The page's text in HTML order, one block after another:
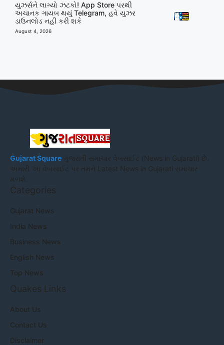
યુઝર્સને લાગ્યો ઝટકો! App Store પરથી
અચાનક ગાયબ થયું Telegram, હવે યુઝર
ડાઉનલોડ નહીં કરી શકે
August 4, 2026
Gujarat Square ગુજરાતી સમાચાર વેબસાઈટ (News in Gujarati) છે.
અમારી આ વેબસાઈટ પર તમને Latest News in Gujarati સમાચાર
મળશે.
Categories
Gujarat News
India News
Business News
English News
Top News
Quakes Links
About Us
Contact Us
Disclaimer